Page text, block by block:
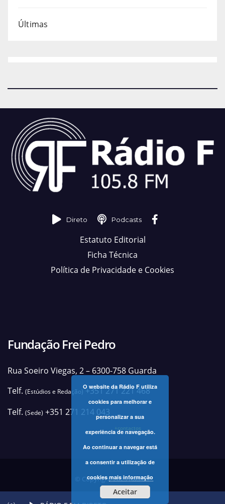
Últimas
Direto Podcasts
Estatuto Editorial
Ficha Técnica
Política de Privacidade e Cookies
Fundação Frei Pedro
Rua Soeiro Viegas, 2 – 6300-758 Guarda
Telf. (Estúdios e Redação)+351 271 221 468
Telf. (Sede) +351 271 214 043
+contactos
© Copyright 2025 Rádio F
O website da Rádio F utiliza
cookies para melhorar e
personalizar a sua
experiência de navegação.
Ao continuar a navegar está
a consentir a utilização de
cookiesmais informação
Aceitar